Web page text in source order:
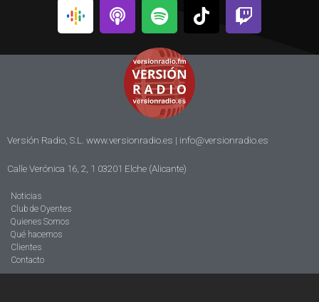
Versión Radio, S.L. www.versionradio.es | info@versionradio.es
Calle Verónica 16, 2, 1 03201 Elche (Alicante)
Noticias
Club de Oyentes
Quienes Somos
Qué hacemos
Clientes
Contacto